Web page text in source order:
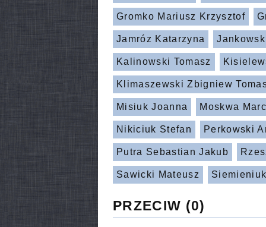
Gromko Mariusz Krzysztof
Jamróz Katarzyna
Kalinowski Tomasz
Klimaszewski Zbigniew
Misiuk Joanna Moskwa
Nikiciuk Stefan Perkowski
Putra Sebastian Jakub
Sawicki Mateusz
PRZECIW (0)